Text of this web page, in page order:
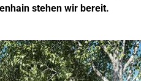
stehen wir bereit.